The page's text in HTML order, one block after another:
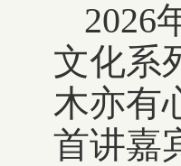
2026
文化系
木亦有
首讲嘉